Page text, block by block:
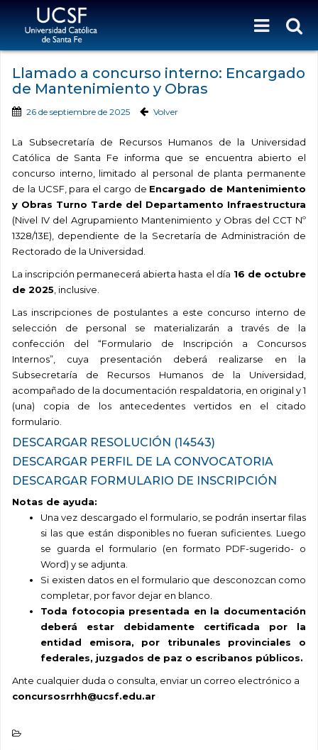
Llamado a concurso interno: Encargado
de Mantenimiento y Obras
26 de septiembre de 2025 Volver
La Subsecretaría de Recursos Humanos de la Universidad
Católica de Santa Fe informa que se encuentra abierto el
concurso interno, limitado al personal de planta permanente
de la UCSF, para el cargo de Encargado de Mantenimiento
y Obras Turno Tarde del Departamento Infraestructura
(Nivel IV del Agrupamiento Mantenimiento y Obras del CCT Nº
1328/13E), dependiente de la Secretaría de Administración de
Rectorado de la Universidad.
La inscripción permanecerá abierta hasta el día 16 de octubre
de 2025 , inclusive.
Las inscripciones de postulantes a este concurso interno de
selección de personal se materializarán a través de la
confección del “Formulario de Inscripción a Concursos
Internos”, cuya presentación deberá realizarse en la
Subsecretaría de Recursos Humanos de la Universidad,
acompañado de la documentación respaldatoria, en original y 1
(una) copia de los antecedentes vertidos en el citado
formulario.
DESCARGAR RESOLUCIÓN (14543)
DESCARGAR PERFIL DE LA CONVOCATORIA
DESCARGAR FORMULARIO DE INSCRIPCIÓN
Notas de ayuda:
Una vez descargado el formulario, se podrán insertar filas
si las que están disponibles no fueran suficientes. Luego
se guarda el formulario (en formato PDF-sugerido- o
Word) y se adjunta.
Si existen datos en el formulario que desconozcan como
completar, por favor dejar en blanco.
Toda fotocopia presentada en la documentación
deberá estar debidamente certificada por la
entidad emisora, por tribunales provinciales o
federales, juzgados de paz o escribanos públicos.
Ante cualquier duda o consulta, enviar un correo electrónico a
concursosrrhh@ucsf.edu.ar